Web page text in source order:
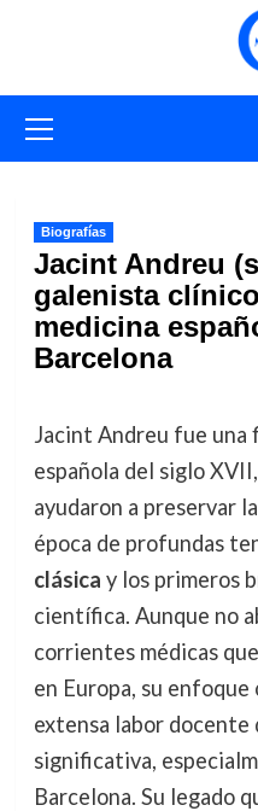
primario
Biografías
Jacint Andreu
galenista
medicina
Barcelona
Jacint Andreu fue una
española del siglo
ayudaron a preservar
época de profundas
clásica y los primeros
científica. Aunque no
corrientes médicas
en Europa, su
extensa labor docente
significativa,
Barcelona. Su legado